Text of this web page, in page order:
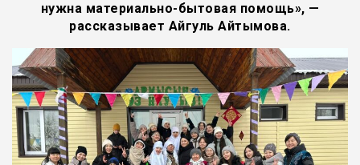
нужна материально-бытовая помощь», —
рассказывает Айгуль Айтымова.